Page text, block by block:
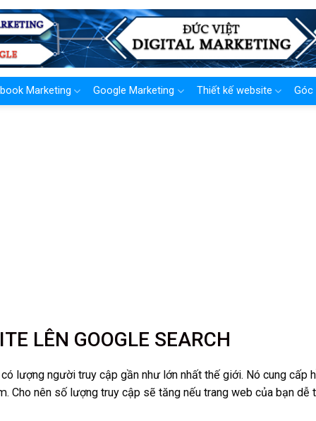
Marketing Google Marketing Thiết kế website Góc
LÊN GOOGLE SEARCH
lượng người truy cập gần như lớn nhất thế giới. Nó cung cấp
Cho nên số lượng truy cập sẽ tăng nếu trang web của bạn dễ